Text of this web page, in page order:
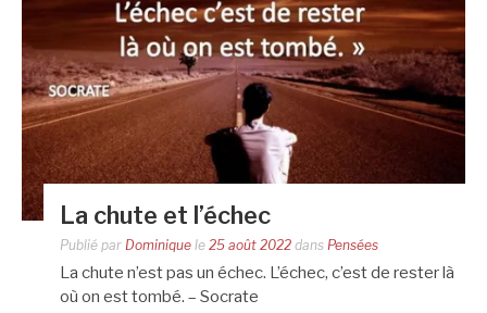
La chute et l’échec
Publié par Dominique le 25 août 2022 dans Pensées
La chute n’est pas un échec. L’échec, c’est de rester là
où on est tombé. – Socrate